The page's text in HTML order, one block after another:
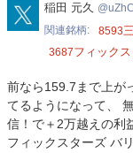
uZhCzreGay86844
稲田 元久
関連銘柄
8593
3687フィック
前なら159.7まで上が
てるようになって、
信！で＋2万越えの利
フィックスターズ バ